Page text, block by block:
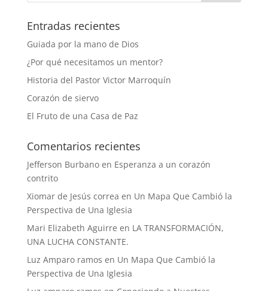
Entradas recientes
Guiada por la mano de Dios
¿Por qué necesitamos un mentor?
Historia del Pastor Victor Marroquín
Corazón de siervo
El Fruto de una Casa de Paz
Comentarios recientes
Jefferson Burbanoen Esperanza a un corazón
contrito
Xiomar de Jesús correa en Un Mapa Que Cambió la
Perspectiva de Una Iglesia
Mari Elizabeth Aguirre en LA TRANSFORMACIÓN,
UNA LUCHA CONSTANTE.
Luz Amparo ramos en Un Mapa Que Cambió la
Perspectiva de Una Iglesia